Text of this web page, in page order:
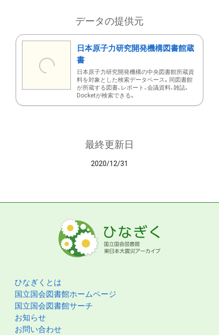
データの提供元
日本原子力研究開発機構図書館蔵
書
日本原子力研究開発機構の中央図書館所蔵資
料を対象とした検索データベース。同図書館
が所蔵する図書、レポート、会議資料、雑誌、
Docketが検索できる。
最終更新日
2020/12/31
ひなぎくとは
国立国会図書館ホームページ
国立国会図書館サーチ
お知らせ
お問い合わせ